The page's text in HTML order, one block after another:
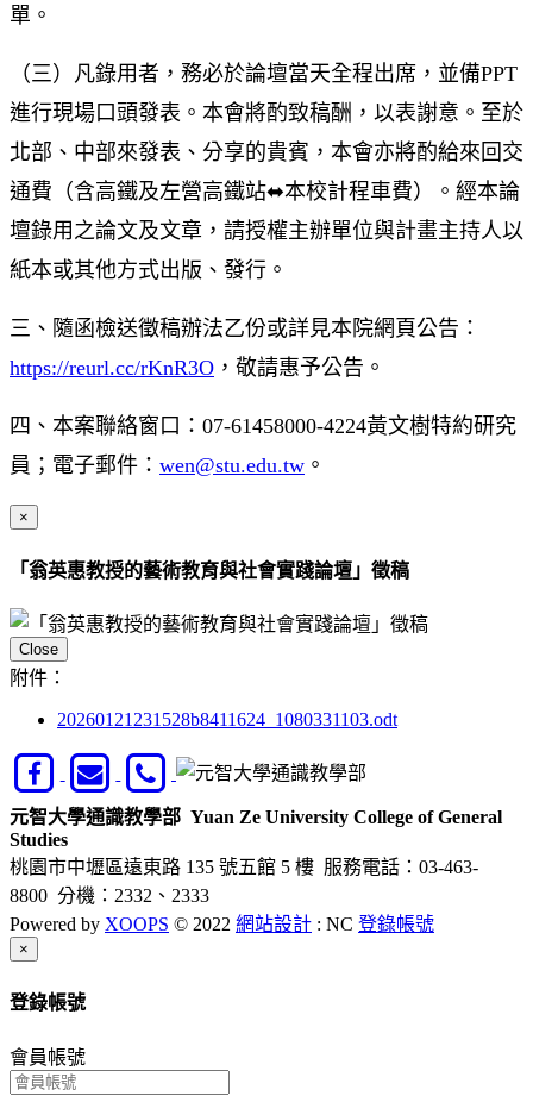
單。
（三）凡錄用者，務必於論壇當天全程出席，並備PPT
進行現場口頭發表。本會將酌致稿酬，以表謝意。至於
北部、中部來發表、分享的貴賓，本會亦將酌給來回交
通費（含高鐵及左營高鐵站⬌本校計程車費）。經本論
壇錄用之論文及文章，請授權主辦單位與計畫主持人以
紙本或其他方式出版、發行。
三、隨函檢送徵稿辦法乙份或詳見本院網頁公告：
https://reurl.cc/rKnR3O ，敬請惠予公告。
四、本案聯絡窗口：07-61458000-4224黃文樹特約研究
員；電子郵件： wen@stu.edu.tw 。
×
「翁英惠教授的藝術教育與社會實踐論壇」徵稿
Close
附件：
20260121231528b8411624_1080331103.odt
元智大學通識教學部 Yuan Ze University College of General
Studies
桃園市中壢區遠東路 135 號五館 5 樓 服務電話：03-463-
8800 分機：2332、2333
Powered by XOOPS © 2022 網站設計 : NC 登錄帳號
×
登錄帳號
會員帳號